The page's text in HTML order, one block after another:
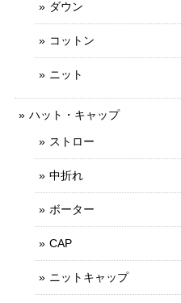
ダウン
コットン
ニット
ハット・キャップ
ストロー
中折れ
ボーター
CAP
ニットキャップ